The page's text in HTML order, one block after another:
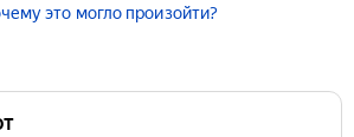
это могло произойти?